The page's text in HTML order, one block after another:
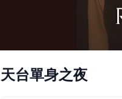
天台單身之夜